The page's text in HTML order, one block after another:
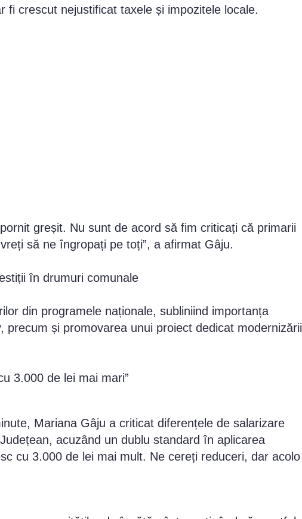
fi crescut nejustificat taxele și impozitele locale.
greșit. Nu sunt de acord să fim criticați că primarii
să ne îngropați pe toți”, a afirmat Gâju.
în drumuri comunale
din programele naționale, subliniind importanța
precum și promovarea unui proiect dedicat modernizării
3.000 de lei mai mari”
Mariana Gâju a criticat diferențele de salarizare
acuzând un dublu standard în aplicarea
cu 3.000 de lei mai mult. Ne cereți reduceri, dar acolo